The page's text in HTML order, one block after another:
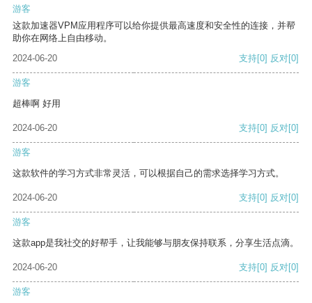
游客
这款加速器VPM应用程序可以给你提供最高速度和安全性的连接，并帮
助你在网络上自由移动。
2024-06-20
支持[0] 反对[0]
游客
超棒啊 好用
2024-06-20 支持[0] 反对[0]
游客
这款软件的学习方式非常灵活，可以根据自己的需求选择学习方式。
2024-06-20 支持[0] 反对[0]
游客
这款app是我社交的好帮手，让我能够与朋友保持联系，分享生活点滴。
2024-06-20 支持[0] 反对[0]
游客